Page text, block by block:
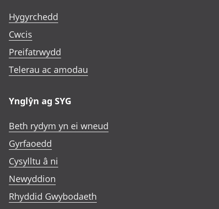
Hygyrchedd
Cwcis
Preifatrwydd
Telerau ac amodau
Ynglŷn ag SYG
Beth rydym yn ei wneud
Gyrfaoedd
Cysylltu â ni
Newyddion
Rhyddid Gwybodaeth